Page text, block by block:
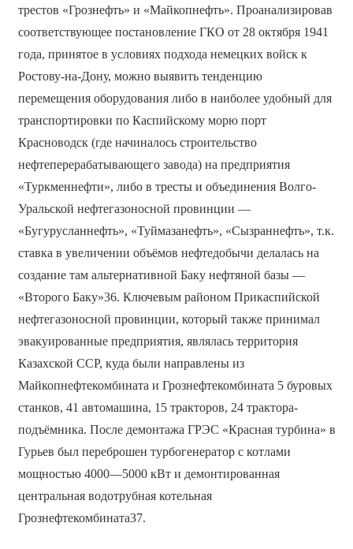
трестов «Грознефть» и «Майкопнефть». Проанализировав
соответствующее постановление ГКО от 28 октября 1941
года, принятое в условиях подхода немецких войск к
Ростову-на-Дону, можно выявить тенденцию
перемещения оборудования либо в наиболее удобный для
транспортировки по Каспийскому морю порт
Красноводск (где начиналось строительство
нефтеперерабатывающего завода) на предприятия
«Туркменнефти», либо в тресты и объединения Волго-
Уральской нефтегазоносной провинции —
«Бугурусланнефть», «Туймазанефть», «Сызраннефть», т.к.
ставка в увеличении объёмов нефтедобычи делалась на
создание там альтернативной Баку нефтяной базы —
«Второго Баку»36. Ключевым районом Прикаспийской
нефтегазоносной провинции, который также принимал
эвакуированные предприятия, являлась территория
Казахской ССР, куда были направлены из
Майкопнефтекомбината и Грознефтекомбината 5 буровых
станков, 41 автомашина, 15 тракторов, 24 трактора-
подъёмника. После демонтажа ГРЭС «Красная турбина» в
Гурьев был переброшен турбогенератор с котлами
мощностью 4000—5000 кВт и демонтированная
центральная водотрубная котельная
Грознефтекомбината37.